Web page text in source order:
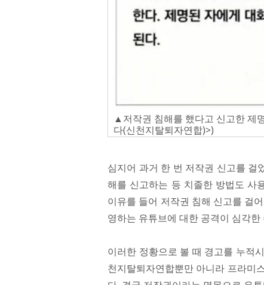
▲저작권 침해를 했다고 신고한 제
다(신천지탈퇴자연합)>)
심지어 과거 한 번 저작권 신고를 걸
해를 신고하는 등 치졸한 방법도 사
이유를 들어 저작권 침해 신고를 걸
영하는 유튜브에 대한 공격이 심각한
이러한 정황으로 볼 때 경고를 누적
천지탈퇴자연합뿐만 아니라 프라미